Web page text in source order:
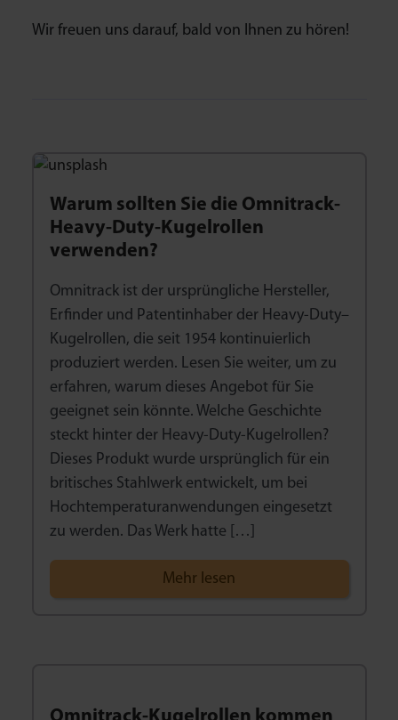
Wir freuen uns darauf, bald von Ihnen zu hören!
Warum sollten Sie die Omnitrack-
Heavy-Duty-Kugelrollen
verwenden?
Omnitrack ist der ursprüngliche Hersteller,
Erfinder und Patentinhaber der Heavy-Duty–
Kugelrollen, die seit 1954 kontinuierlich
produziert werden. Lesen Sie weiter, um zu
erfahren, warum dieses Angebot für Sie
geeignet sein könnte. Welche Geschichte
steckt hinter der Heavy-Duty-Kugelrollen?
Dieses Produkt wurde ursprünglich für ein
britisches Stahlwerk entwickelt, um bei
Hochtemperaturanwendungen eingesetzt
zu werden. Das Werk hatte […]
Mehr lesen